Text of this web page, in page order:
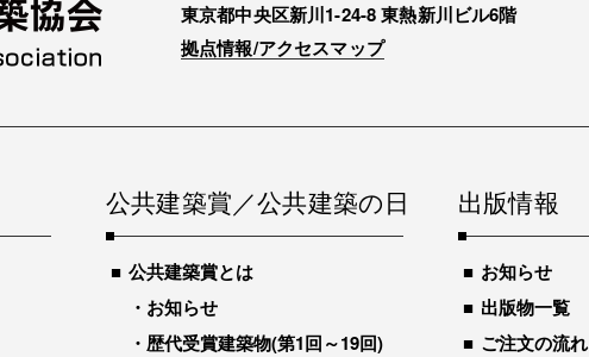
東京都中央区新川1-24-8 東熱新川ビル6階
拠点情報/アクセスマップ
公共建築賞／公共建築の日
公共建築賞とは
お知らせ
歴代受賞建築物(第1回～19回)
出版情報
お知らせ
出版物一覧
ご注文の流れ